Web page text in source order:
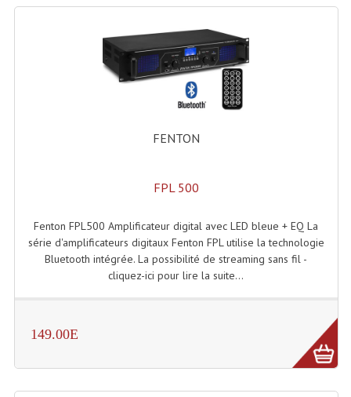
Samplers, Échantillonneurs
Système Sans Fil In-Ear Monitoring
Table Mixages Et Contrôleurs & Consoles
Tables De Mixage DJ
Consoles Sono Et Studio
Consoles Numériques
Consoles Amplifiées
Déco Light
FENTON
FPL 500
Fenton FPL500 Amplificateur digital avec LED bleue + EQ La
série d'amplificateurs digitaux Fenton FPL utilise la technologie
Bluetooth intégrée. La possibilité de streaming sans fil -
cliquez-ici pour lire la suite...
149.00E